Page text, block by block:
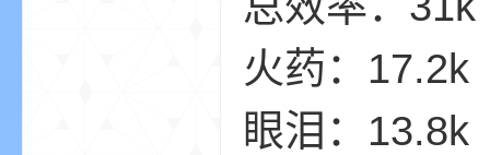
火药：17.2k
眼泪：13.8k